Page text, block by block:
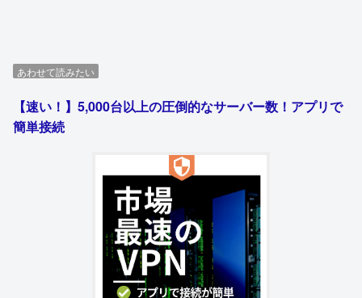
あわせて読みたい
【速い！】5,000台以上の圧倒的なサーバー数！アプリで
簡単接続